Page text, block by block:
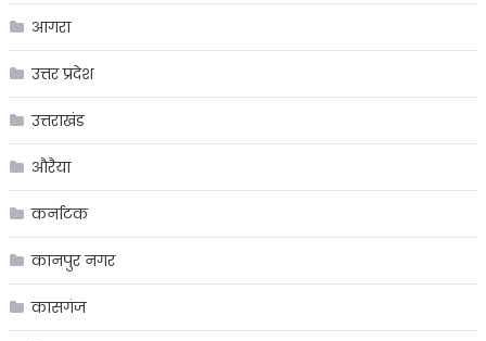
आगरा
उत्तर प्रदेश
उत्तराखंड
औरैया
कर्नाटक
कानपुर नगर
कासगंज